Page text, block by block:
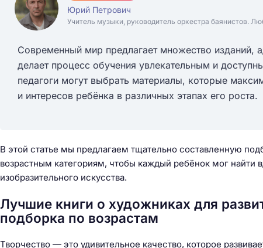
Юрий Петрович
Учитель музыки, руководитель оркестра баянистов.
Современный мир предлагает множество изданий,
делает процесс обучения увлекательным и
педагоги могут выбрать материалы, которые
и интересов ребёнка в различных этапах его роста.
В этой статье мы предлагаем тщательно составленную
возрастным категориям, чтобы каждый ребёнок мог найти
изобразительного искусства.
Лучшие книги о художниках для
подборка по возрастам
Творчество — это удивительное качество, которое